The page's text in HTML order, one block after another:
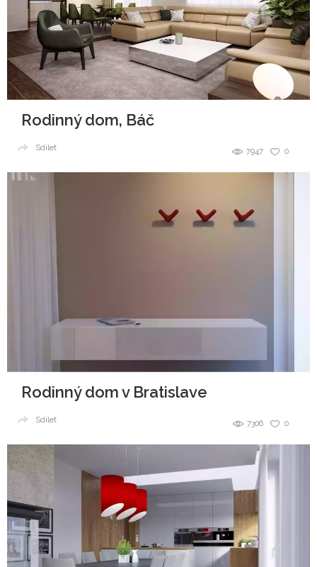
Rodinný dom, Báč
0
7947
Sdílet
Rodinný dom v Bratislave
0
7306
Sdílet